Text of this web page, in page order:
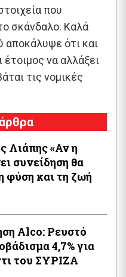
που
σκάνδαλο. Καλά
ότι και
να αλλάξει
τις νομικές
«Αν η
συνείδηση θα
φύση και τη ζωή
Alco: Ρευστό
4,7% για
του ΣΥΡΙΖΑ